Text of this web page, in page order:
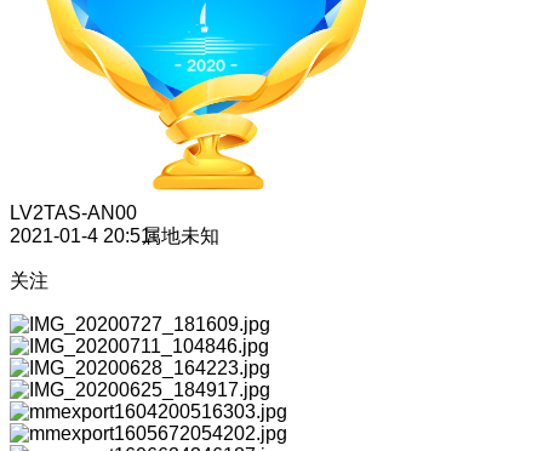
LV2TAS-AN00
2021-01-4 20:51属地未知
关注